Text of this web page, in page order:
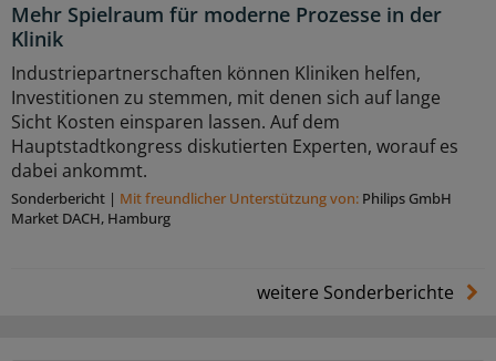
Mehr Spielraum für moderne Prozesse in der
Klinik
Industriepartnerschaften können Kliniken helfen,
Investitionen zu stemmen, mit denen sich auf lange
Sicht Kosten einsparen lassen. Auf dem
Hauptstadtkongress diskutierten Experten, worauf es
dabei ankommt.
Sonderbericht | Mit freundlicher Unterstützung von: Philips GmbH
Market DACH, Hamburg
weitere Sonderberichte